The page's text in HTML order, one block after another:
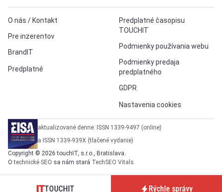
O nás / Kontakt
Pre inzerentov
BrandIT
Predplatné
Predplatné časopisu
TOUCHIT
Podmienky používania webu
Podmienky predaja
predplatného
GDPR
Nastavenia cookies
aktualizované denne: ISSN 1339-9497 (online)
a ISSN 1339-939X (tlačené vydanie)
Copyright © 2026 touchIT, s.r.o., Bratislava.
Otechnické SEO sa nám stará TechSEO Vitals
TOUCHIT Rýchle správy